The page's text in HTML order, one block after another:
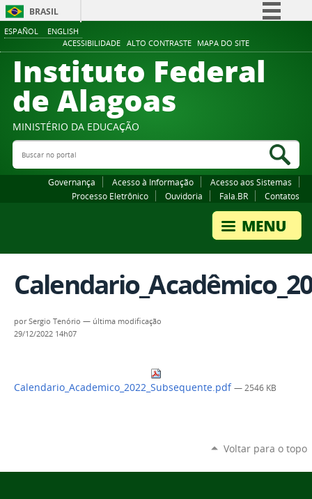
ESPAÑOL ENGLISH
ACESSIBILIDADE ALTO CONTRASTE MAPA DO SITE
BRASIL
Comunica BR
Participe
Canais
Instituto Federal
de Alagoas
MINISTÉRIO DA EDUCAÇÃO
Buscar no portal
Governança Acesso à Informação
Acesso aos Sistemas
Processo Eletrônico
Ouvidoria Fala.BR Contatos
porSergio Tenório — última modificação
29/12/2022 14h07
Calendario_Academico_2022_Subsequente.pdf — 2546 KB
Voltar para o topo